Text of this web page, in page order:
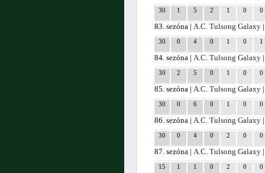
30 1 5 2 1 0 0
83. sezóna | A.C. Tulsong Galaxy
30 0 4 0 1 0 1
84. sezóna | A.C. Tulsong Galaxy
30 2 5 0 1 0 0
85. sezóna | A.C. Tulsong Galaxy
30 0 6 0 1 0 0
86. sezóna | A.C. Tulsong Galaxy
30 0 4 0 2 0 0
87. sezóna | A.C. Tulsong Galaxy
15 1 1 0 2 0 0